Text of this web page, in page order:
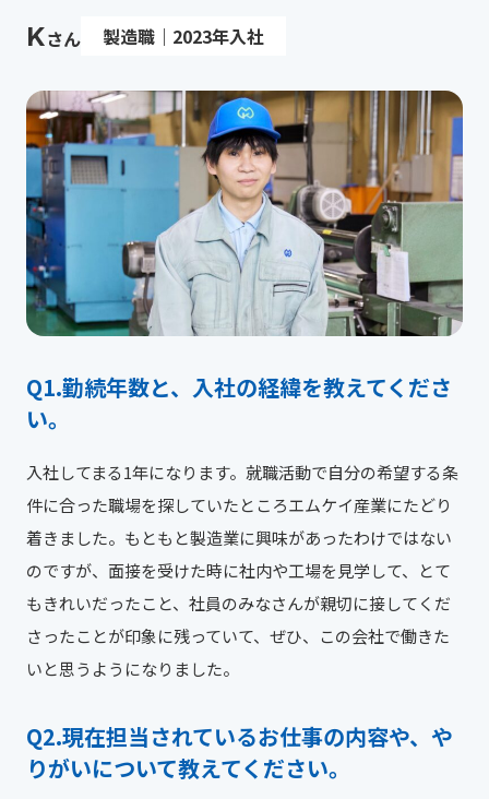
Kさん 製造職｜2023年入社
勤続年数と、入社の経緯を教えてくださ
い。
入社してまる1年になります。就職活動で自分の希望する条
件に合った職場を探していたところエムケイ産業にたどり
着きました。もともと製造業に興味があったわけではない
のですが、面接を受けた時に社内や工場を見学して、とて
もきれいだったこと、社員のみなさんが親切に接してくだ
さったことが印象に残っていて、ぜひ、この会社で働きた
いと思うようになりました。
現在担当されているお仕事の内容や、や
りがいについて教えてください。